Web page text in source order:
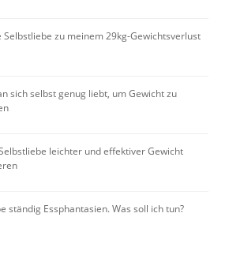
Selbstliebe zu meinem 29kg-Gewichtsverlust
sich selbst genug liebt, um Gewicht zu
leichter und effektiver Gewicht
ständig Essphantasien. Was soll ich tun?